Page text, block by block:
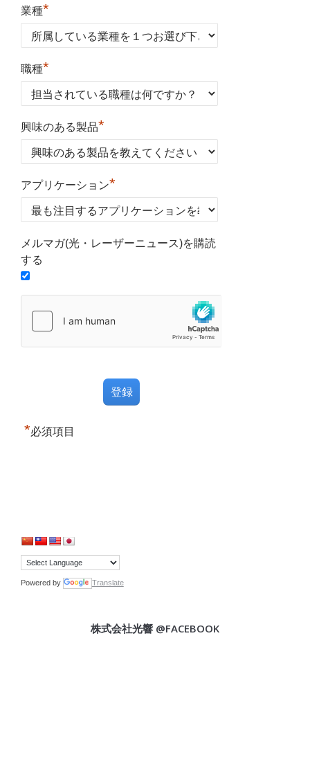
業種*
職種*
興味のある製品*
アプリケーション*
メルマガ(光・レーザーニュース)を購読
する
*必須項目
Powered by Translate
株式会社光響 @FACEBOOK